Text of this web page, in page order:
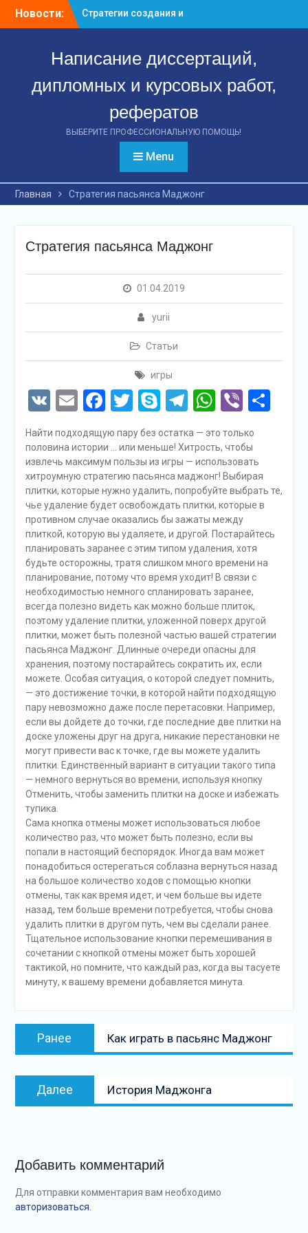
Новости:
Стратегии создания и
управления венчурными
ключевые аспекты
успешной деятельности
Стратегии формирования
вексельным портфелем
банка: путь к финансовой
стабильности
Эффект международных
стандартов: как
повышение качества
финансовой отчетности
привлечению инвестиций
Написание диссертаций,
дипломных и курсовых работ,
рефератов
ВЫБЕРИТЕ ПРОФЕССИОНАЛЬНУЮ ПОМОЩЬ!
Menu
Главная Стратегия пасьянса Маджонг
Стратегия пасьянса Маджонг
01.04.2019
yurii
Статьи
игры
VKEmailFacebook
Twitter
SkypeTelegram
Viber
Найти подходящую пару без остатка — это только
половина истории … или меньше! Хитрость, чтобы
извлечь максимум пользы из игры — использовать
хитроумную стратегию пасьянса маджонг! Выбирая
плитки, которые нужно удалить, попробуйте выбрать те,
чье удаление будет освобождать плитки, которые в
противном случае оказались бы зажаты между
плиткой, которую вы удаляете, и другой. Постарайтесь
планировать заранее с этим типом удаления, хотя
будьте осторожны, тратя слишком много времени на
планирование, потому что время уходит! В связи с
необходимостью немного спланировать заранее,
всегда полезно видеть как можно больше плиток,
поэтому удаление плитки, уложенной поверх другой
плитки, может быть полезной частью вашей стратегии
пасьянса Маджонг. Длинные очереди опасны для
хранения, поэтому постарайтесь сократить их, если
можете. Особая ситуация, о которой следует помнить,
— это достижение точки, в которой найти подходящую
пару невозможно даже после перетасовки. Например,
если вы дойдете до точки, где последние две плитки на
доске уложены друг на друга, никакие перестановки не
могут привести вас к точке, где вы можете удалить
плитки. Единственный вариант в ситуации такого типа
— немного вернуться во времени, используя кнопку
Отменить, чтобы заменить плитки на доске и избежать
тупика.
Сама кнопка отмены может использоваться любое
количество раз, что может быть полезно, если вы
попали в настоящий беспорядок. Иногда вам может
понадобиться остерегаться соблазна вернуться назад
на большое количество ходов с помощью кнопки
отмены, так как время идет, и чем больше вы идете
назад, тем больше времени потребуется, чтобы снова
удалить плитки в другом путь, чем вы сделали ранее.
Тщательное использование кнопки перемешивания в
сочетании с кнопкой отмены может быть хорошей
тактикой, но помните, что каждый раз, когда вы тасуете
минуту, к вашему времени добавляется минута.
Навигация
Ранее
запись:
Как играть в пасьянс Маджонг
Далее
запись
История Маджонга
Добавить комментарий
Для отправки комментария вам необходимо
авторизоваться